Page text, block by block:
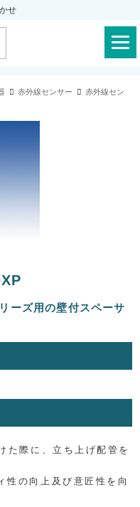
せ
赤外線センサー
赤外線セン
ーズ用の壁付スペーサ
た際に、立ち上げ配管を
の向上及び意匠性を向